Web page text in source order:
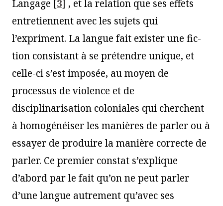
Langage [3] , et la relation que ses effets
entretiennent avec les sujets qui
l’expriment. La langue fait exister une fic-
tion consistant à se prétendre unique, et
celle-ci s’est imposée, au moyen de
processus de violence et de
disciplinarisation coloniales qui cherchent
à homogénéiser les manières de parler ou à
essayer de produire la manière correcte de
parler. Ce premier constat s’explique
d’abord par le fait qu’on ne peut parler
d’une langue autrement qu’avec ses